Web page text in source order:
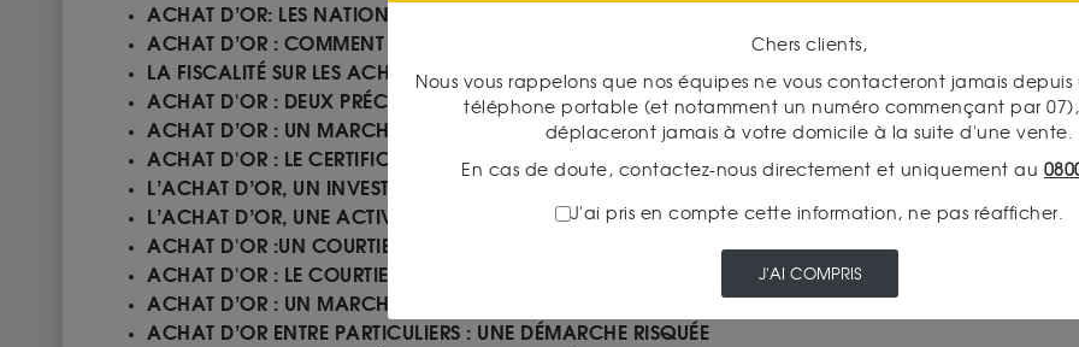
ACHAT D’OR: LES NATIONS EN DEMANDE
ACHAT D’OR : COMMENT FAIRE UNE ESTIMATION?
LA FISCALITÉ SUR LES ACHATS D'OR, PIÈCES ET LINGOTS
ACHAT D'OR : DEUX PRÉCAUTIONS VALENT MIEUX QU'UNE
ACHAT D’OR : UN MARCHÉ PARTICULIER ET UN MARCHÉ PROFESSIONNEL
ACHAT D'OR : LE CERTIFICAT 100% OR
L’ACHAT D’OR, UN INVESTISSEMENT SUR LE LONG TERME
L’ACHAT D’OR, UNE ACTIVITÉ COMMERCIALE QUI RAPPORTE
ACHAT D'OR :UN COURTIER PLUS CHER OU MOINS CHER QU’UNE BANQUE?
ACHAT D'OR : LE COURTIER PLUS CHER OU MOINS CHER QU’UNE BANQUE?
ACHAT D’OR : UN MARCHÉ OUVERT AUX PARTICULIERS
ACHAT D’OR ENTRE PARTICULIERS : UNE DÉMARCHE RISQUÉE
Chers clients,
Nous vous rappelons que nos équipes ne vous contacteront jamais
téléphone portable (et notamment un numéro commençant par
déplaceront jamais à votre domicile à la suite d'une vente.
En cas de doute, contactez-nous directement et uniquement au
J'ai pris en compte cette information, ne pas réafficher.
J'AI COMPRIS